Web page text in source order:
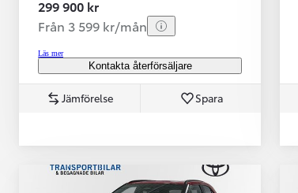
299 900 kr
Från 3 599 kr/mån
Läs mer
Kontakta återförsäljare
Jämförelse Spara